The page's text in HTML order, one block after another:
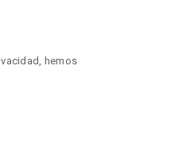
hemos